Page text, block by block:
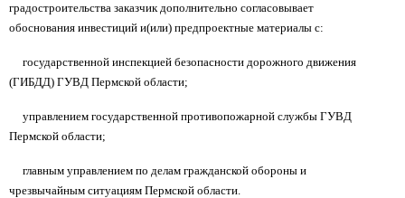
градостроительства заказчик дополнительно согласовывает
обоснования инвестиций и(или) предпроектные материалы с:
государственной инспекцией безопасности дорожного движения
(ГИБДД) ГУВД Пермской области;
управлением государственной противопожарной службы ГУВД
Пермской области;
главным управлением по делам гражданской обороны и
чрезвычайным ситуациям Пермской области.